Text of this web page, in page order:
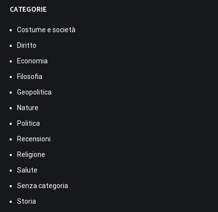
CATEGORIE
Costume e società
Diritto
Economia
Filosofia
Geopolitica
Nature
Politica
Recensioni
Religione
Salute
Senza categoria
Storia